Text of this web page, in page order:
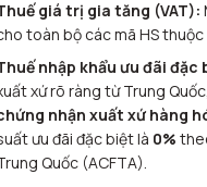
giá trị gia tăng (VAT):
toàn bộ các mã HS
nhập khẩu ưu đãi đặc
xứ rõ ràng từ Trung
nhận xuất xứ hàng
ưu đãi đặc biệt là 0%
Quốc (ACFTA).